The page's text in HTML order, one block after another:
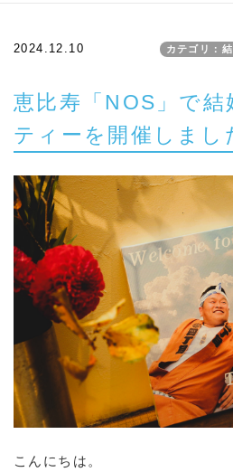
2024.12.10 カテゴリ：
恵比寿「NOS」で結
ティーを開催しまし
こんにちは。